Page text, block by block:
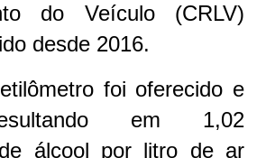
do Veículo (CRLV)
desde 2016.
foi oferecido e
em 1,02
álcool por litro de ar